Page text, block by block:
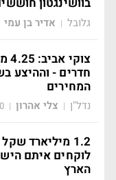
גלובל | אדיר בן עמי
חדרים - וההיצע
המחירים
נדל"ן | צלי אהרון |
1.2 מיליארד
לוקחים איתם
הארץ